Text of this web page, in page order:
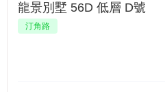
汀角路
龍景別墅 56D 低層 D號